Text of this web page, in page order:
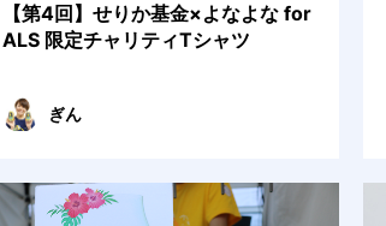
【第4回】せりか基金×よなよな for
ALS 限定チャリティTシャツ
ぎん